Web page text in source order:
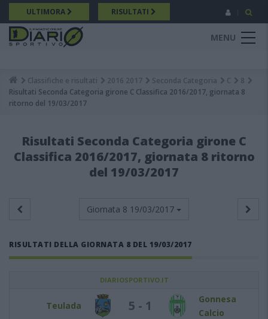
Salta
al
contenuto
principale
ULTIMORA RISULTATI
MENU
Breadcrumb
Classifiche e risultati 2016 2017 Seconda Categoria C
8
Risultati Seconda Categoria girone C Classifica 2016/2017, giornata 8
ritorno del 19/03/2017
Risultati Seconda Categoria girone C
Classifica 2016/2017, giornata 8 ritorno
del 19/03/2017
Giornata 8 19/03/2017
RISULTATI DELLA GIORNATA 8 DEL 19/03/2017
DIARIOSPORTIVO.IT
Teulada 5 - 1
Gonnesa
Calcio